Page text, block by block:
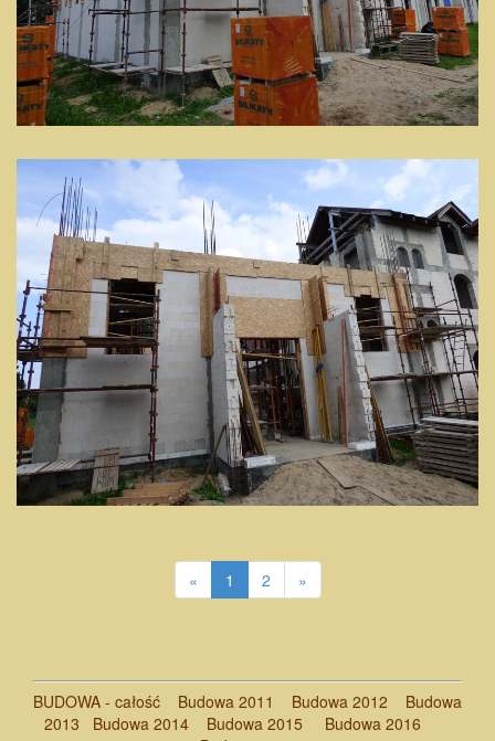
« 1 2 »
BUDOWA - całość Budowa 2011 Budowa 2012
Budowa
2013
Budowa 2014Budowa 2015
Budowa 2016